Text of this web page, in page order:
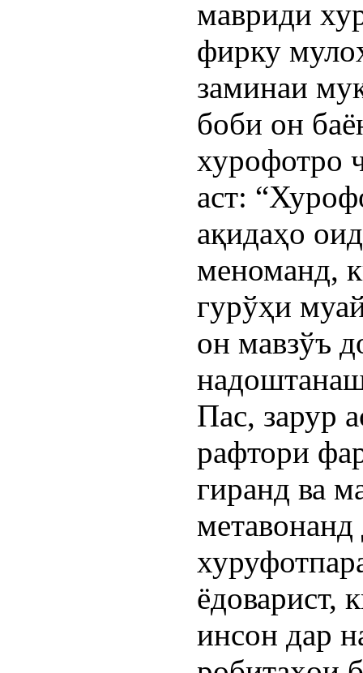
мавриди
фирку
заминаи
боби он
хурофотро
аст:
ақидаҳо
меноманд,
гурўҳи
он мавзўъ
Пас, зарур
рафтори
гиранд ва
ёдоварист,
инсон дар